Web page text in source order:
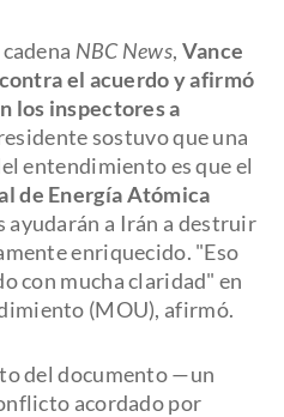
NBC News, Vance
el acuerdo y afirmó
los inspectores a
sostuvo que una
entendimiento es que el
de Energía Atómica
ayudarán a Irán a destruir
enriquecido. "Eso
con mucha claridad" en
(MOU), afirmó.
del documento —un
acordado por